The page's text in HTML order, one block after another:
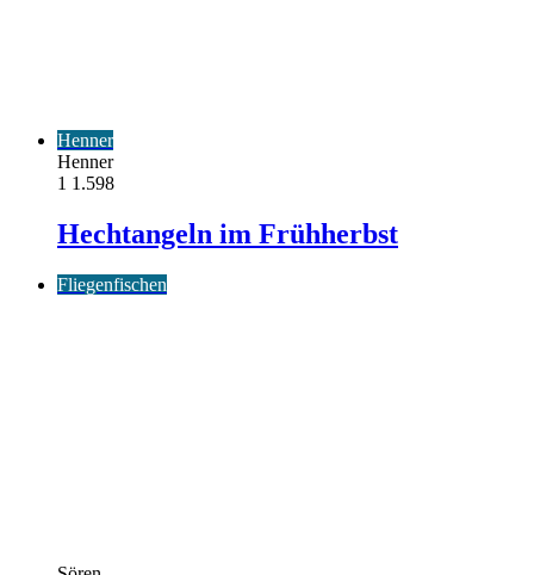
Henner
Henner
1 1.598
Hechtangeln im Frühherbst
Fliegenfischen